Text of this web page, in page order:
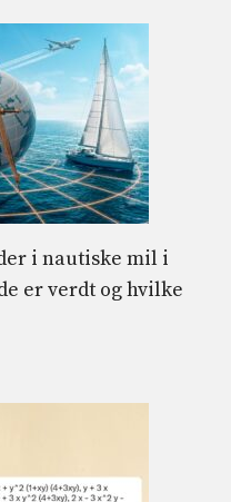
i nautiske mil i
er verdt og hvilke